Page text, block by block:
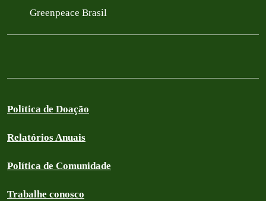
Greenpeace Brasil
Política de Doação
Relatórios Anuais
Política de Comunidade
Trabalhe conosco